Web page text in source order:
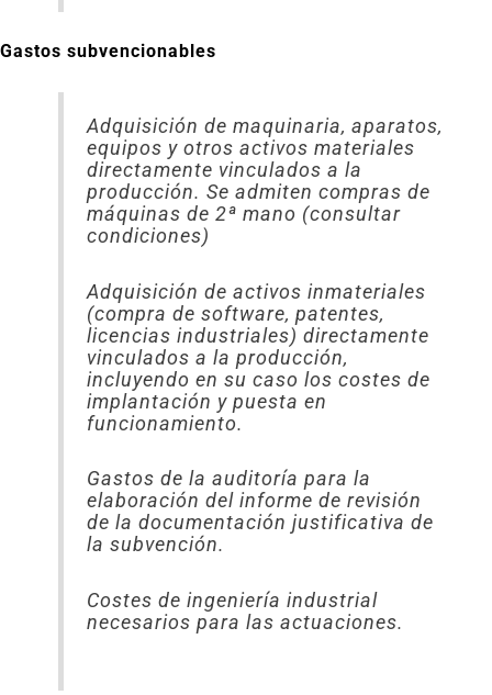
Gastos subvencionables
Adquisición de maquinaria, aparatos,
equipos y otros activos materiales
directamente vinculados a la
producción. Se admiten compras de
máquinas de 2ª mano (consultar
condiciones)
Adquisición de activos inmateriales
(compra de software, patentes,
licencias industriales) directamente
vinculados a la producción,
incluyendo en su caso los costes de
implantación y puesta en
funcionamiento.
Gastos de la auditoría para la
elaboración del informe de revisión
de la documentación justificativa de
la subvención.
Costes de ingeniería industrial
necesarios para las actuaciones.